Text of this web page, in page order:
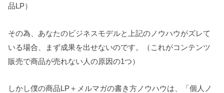
品LP）
その為、あなたのビジネスモデルと上記のノウハウがズレて
いる場合、まず成果を出せないのです。（これがコンテンツ
販売で商品が売れない人の原因の1つ）
しかし僕の商品LP＋メルマガの書き方ノウハウは、「個人ノ